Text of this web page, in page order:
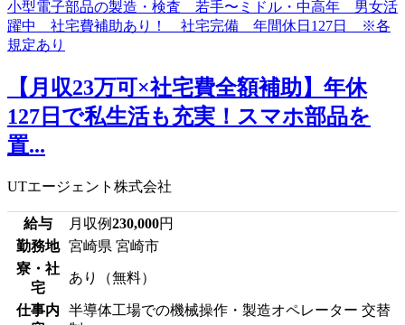
【月収23万可×社宅費全額補助】年休
127日で私生活も充実！スマホ部品を
置...
UTエージェント株式会社
給与 月収例230,000円
勤務地
宮崎県 宮崎市
寮・社
宅
あり（無料）
仕事内
半導体工場での機械操作・製造オペレーター 交替